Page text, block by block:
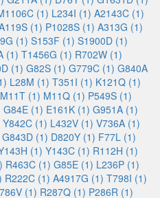
(1) L234I (1) A2143C (1)
(1) P1028S (1) A313G (1)
(1) S153F (1) S1900D (1)
(1) T1456G (1) R702W (1)
(1) G82S (1) G779C (1) G840A
L28M (1) T351I (1) K121Q (1)
M11T (1) M11Q (1) P549S (1)
G84E (1) E161K (1) G951A (1)
Y842C (1) L432V (1) V736A (1)
G843D (1) D820Y (1) F77L (1)
(1) Y143C (1) R112H (1)
R463C (1) G85E (1) L236P (1)
R222C (1) A4917G (1) T798I (1)
(1) R287Q (1) P286R (1)